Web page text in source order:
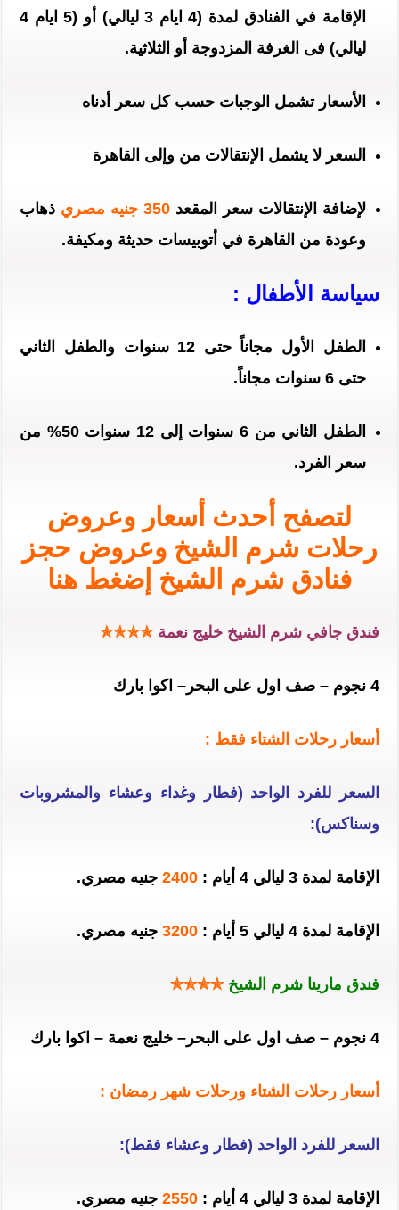
الإقامة في الفنادق لمدة (4 ايام 3 ليالي) أو (5 ايام 4
ليالي) فى الغرفة المزدوجة أو الثلاثية.
الأسعار تشمل الوجبات حسب كل سعر أدناه
السعر لا يشمل الإنتقالات من وإلى القاهرة
لإضافة الإنتقالات سعر المقعد 350 جنيه مصري
ذهاب
وعودة من القاهرة في أتوبيسات حديثة ومكيفة.
سياسة الأطفال :
الطفل الأول مجاناً حتى 12 سنوات والطفل الثاني
حتى 6 سنوات مجاناً.
الطفل الثاني من 6 سنوات إلى 12 سنوات 50% من
سعر الفرد.
لتصفح أحدث أسعار وعروض
رحلات شرم الشيخ وعروض حجز
فنادق شرم الشيخ إضغط هنا
فندق جافي شرم الشيخ خليج نعمة✯✯✯✯
4 نجوم – صف اول على البحر– اكوا بارك
أسعار رحلات الشتاء فقط :
السعر للفرد الواحد (فطار وغداء وعشاء والمشروبات
وسناكس):
الإقامة لمدة 3 ليالي 4 أيام : 2400 جنيه مصري.
الإقامة لمدة 4 ليالي 5 أيام : 3200 جنيه مصري.
فندق مارينا شرم الشيخ ✯✯✯✯
4 نجوم – صف اول على البحر– خليج نعمة – اكوا بارك
أسعار رحلات الشتاء ورحلات شهر رمضان :
السعر للفرد الواحد (فطار وعشاء فقط):
الإقامة لمدة 3 ليالي 4 أيام : 2550 جنيه مصري.